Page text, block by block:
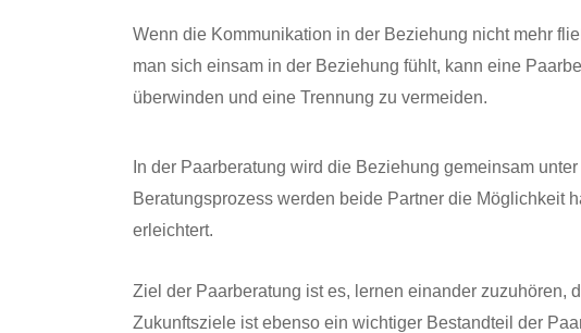
Wenn die Kommunikation in der Beziehung nicht mehr
man sich einsam in der Beziehung fühlt, kann eine
überwinden und eine Trennung zu vermeiden.
In der Paarberatung wird die Beziehung gemeinsam
Beratungsprozess werden beide Partner die Möglichkeit
erleichtert.
Ziel der Paarberatung ist es, lernen einander zuzuhören,
Zukunftsziele ist ebenso ein wichtiger Bestandteil der